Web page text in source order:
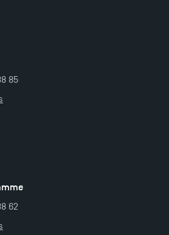
pour le Doctoral
Finance en décembre
en Master pour 2024-
85
62